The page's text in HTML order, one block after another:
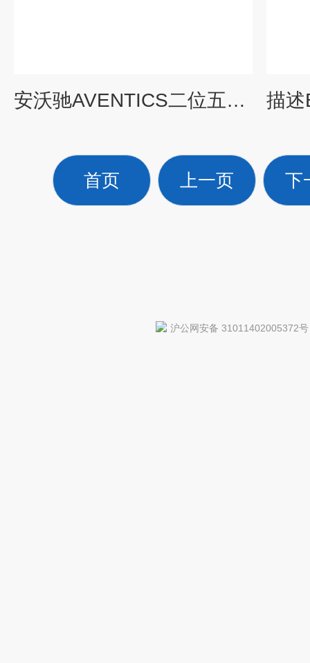
安沃驰AVENTICS二位五通换向阀0820058076
首页 上一页 下
沪公网安备 31011402005372号